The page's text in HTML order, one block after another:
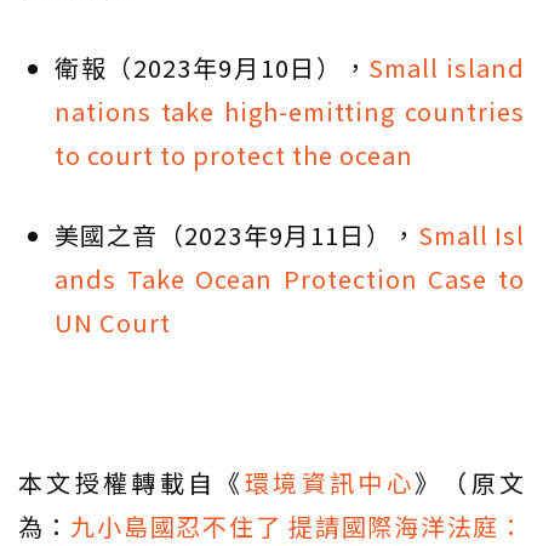
衛報（2023年9月10日）， Small island
nations take high-emitting countries
to court to protect the ocean
美國之音（2023年9月11日）， Small Isl
ands Take Ocean Protection Case to
UN Court
本文授權轉載自《環境資訊中心》（原文
為： 九小島國忍不住了 提請國際海洋法庭：